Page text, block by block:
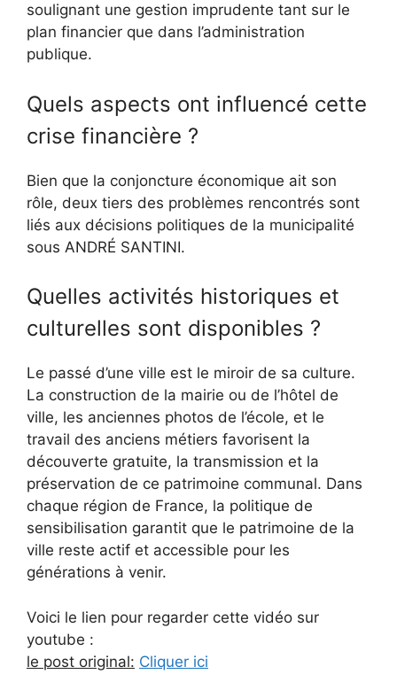
soulignant une gestion imprudente tant sur le
plan financier que dans l’administration
publique.
Quels aspects ont influencé cette
crise financière ?
Bien que la conjoncture économique ait son
rôle, deux tiers des problèmes rencontrés sont
liés aux décisions politiques de la municipalité
sous ANDRÉ SANTINI.
Quelles activités historiques et
culturelles sont disponibles ?
Le passé d’une ville est le miroir de sa culture.
La construction de la mairie ou de l’hôtel de
ville, les anciennes photos de l’école, et le
travail des anciens métiers favorisent la
découverte gratuite, la transmission et la
préservation de ce patrimoine communal. Dans
chaque région de France, la politique de
sensibilisation garantit que le patrimoine de la
ville reste actif et accessible pour les
générations à venir.
Voici le lien pour regarder cette vidéo sur
youtube :
le post original: Cliquer ici